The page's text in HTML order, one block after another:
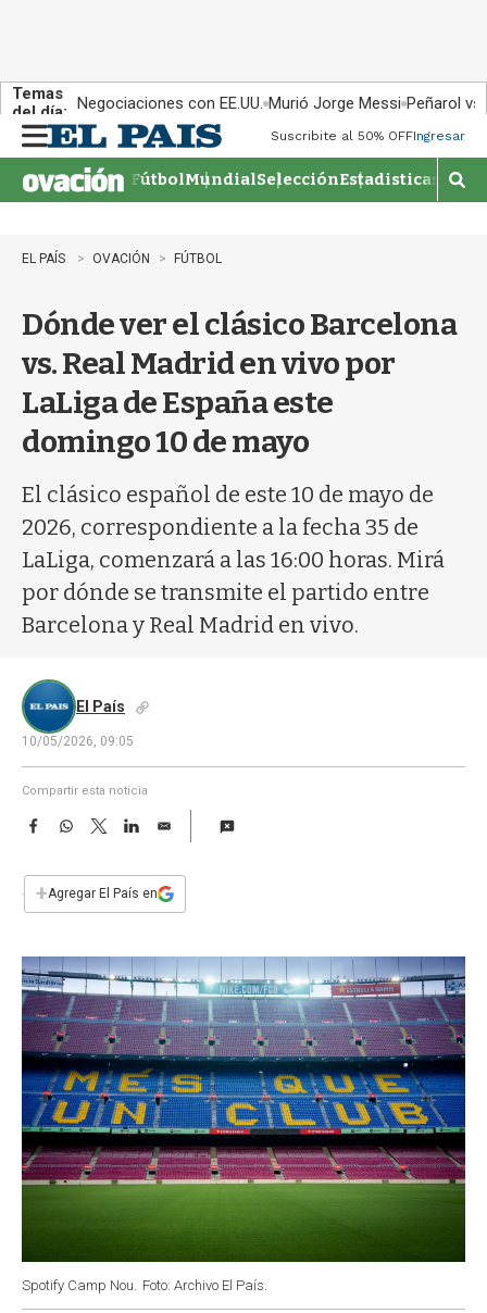
Temas
del día: Negociaciones con EE.UU. Murió Jorge Messi Peñarol
n
u
Suscribite al 50% OFFIngresar
FútbolMundialSelecciónEstadisticas
M
o
b
EL PAÍS OVACIÓN FÚTBOL
Dónde ver el clásico Barcelona
vs. Real Madrid en vivo por
LaLiga de España este
domingo 10 de mayo
El clásico español de este 10 de mayo de
2026, correspondiente a la fecha 35 de
LaLiga, comenzará a las 16:00 horas. Mirá
por dónde se transmite el partido entre
Barcelona y Real Madrid en vivo.
El País
10/05/2026, 09:05
Compartir esta noticia
F
e
b
k
W
s
p
T
w
t
L
n
E
i
l
+Agregar El País en
Spotify Camp Nou. Foto: Archivo El País.